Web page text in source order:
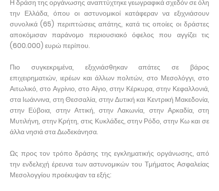
Η δράση της οργάνωσης αναπτύχτηκε γεωγραφικά σχεδόν σε όλη
την Ελλάδα, όπου οι αστυνομικοί κατάφεραν να εξιχνιάσουν
συνολικά (65) περιπτώσεις απάτης, κατά τις οποίες οι δράστες
αποκόμισαν παράνομο περιουσιακό όφελος που αγγίζει τις
(600.000) ευρώ περίπου.
Πιο συγκεκριμένα, εξιχνιάσθηκαν απάτες σε βάρος
επιχειρηματιών, ιερέων και άλλων πολιτών, στο Μεσολόγγι, στο
Αιτωλικό, στο Αγρίνιο, στο Αίγιο, στην Κέρκυρα, στην Κεφαλλονιά,
στα Ιωάννινα, στη Θεσσαλία, στην Δυτική και Κεντρική Μακεδονία,
στην Εύβοια, στην Αττική, στην Λακωνία, στην Αρκαδία, στη
Μυτιλήνη, στην Κρήτη, στις Κυκλάδες, στην Ρόδο, στην Κω και σε
άλλα νησιά στα Δωδεκάνησα.
Ως προς τον τρόπο δράσης της εγκληματικής οργάνωσης, από
την ενδελεχή έρευνα των αστυνομικών του Τμήματος Ασφαλείας
Μεσολογγίου προέκυψαν τα εξής: